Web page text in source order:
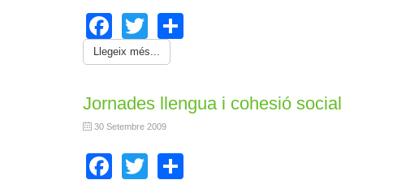
Facebook
Twitter
Llegeix més...
Jornades llengua i cohesió social
30 Setembre 2009
Facebook
Twitter